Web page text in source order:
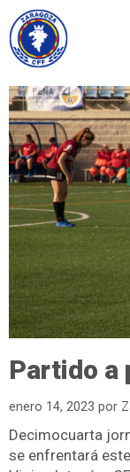
Partido a
enero 14, 2023 por
Decimocuarta
se enfrentará